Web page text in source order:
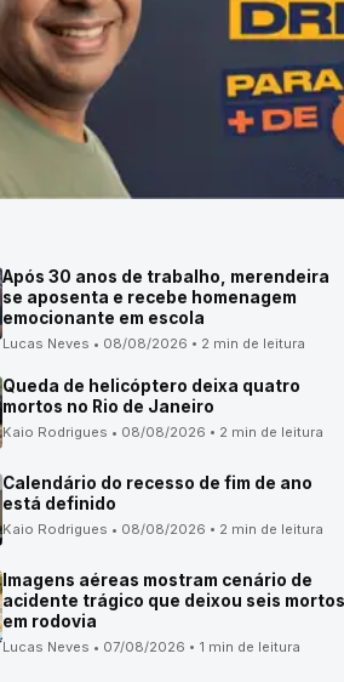
Após 30 anos de trabalho, merendeira
se aposenta e recebe homenagem
emocionante em escola
Lucas Neves • 08/08/2026 • 2 min de leitura
Queda de helicóptero deixa quatro
mortos no Rio de Janeiro
Kaio Rodrigues • 08/08/2026 • 2 min de leitura
Calendário do recesso de fim de ano
está definido
Kaio Rodrigues • 08/08/2026 • 2 min de leitura
Imagens aéreas mostram cenário de
acidente trágico que deixou seis mortos
em rodovia
Lucas Neves • 07/08/2026 • 1 min de leitura